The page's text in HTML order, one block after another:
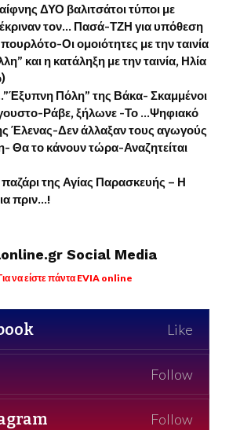
ΔΥΟ βαλιτσάτοι τύποι με
τον… Πασά-ΤΖΗ για υπόθεση
Οι ομοιότητες με την ταινία
και η κατάληξη με την ταινία, Ηλία
Πόλη” της Βάκα- Σκαμμένοι
Ράβε, ξήλωνε -Το …Ψηφιακό
Έλενας-Δεν άλλαξαν τους αγωγούς
Θα το κάνουν τώρα-Αναζητείται
της Αγίας Παρασκευής – Η
πριν…!
Social Media
να είστε πάντα EVIA online
Like
Follow
Follow